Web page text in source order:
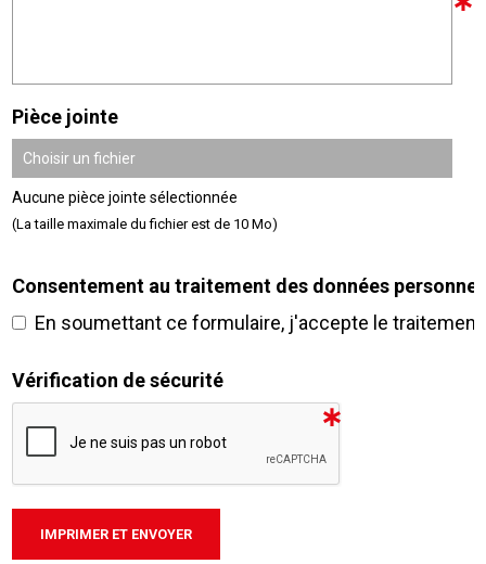
Pièce jointe
Choisir un fichier
Aucune pièce jointe sélectionnée
(La taille maximale du fichier est de 10 Mo)
Consentement au traitement des données
En soumettant ce formulaire, j'accepte le
Vérification de sécurité
IMPRIMER ET ENVOYER